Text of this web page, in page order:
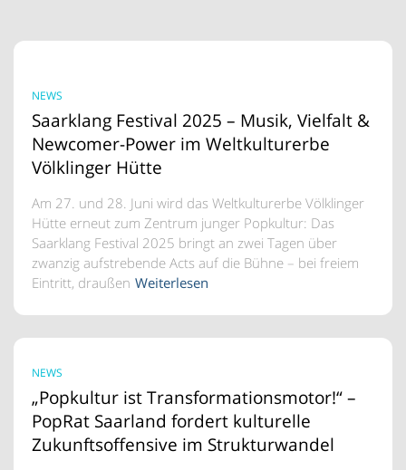
NEWS
Saarklang Festival 2025 – Musik, Vielfalt &
Newcomer-Power im Weltkulturerbe
Völklinger Hütte
Am 27. und 28. Juni wird das Weltkulturerbe Völklinger
Hütte erneut zum Zentrum junger Popkultur: Das
Saarklang Festival 2025 bringt an zwei Tagen über
zwanzig aufstrebende Acts auf die Bühne – bei freiem
Eintritt, draußen Weiterlesen
NEWS
„Popkultur ist Transformationsmotor!“ –
PopRat Saarland fordert kulturelle
Zukunftsoffensive im Strukturwandel